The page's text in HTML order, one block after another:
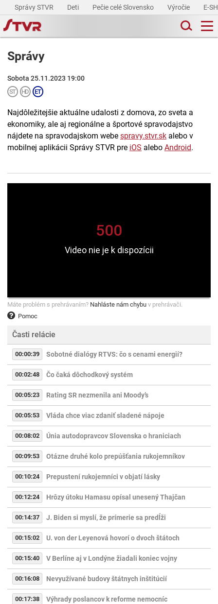
Správy STVR Deti Pečie celé Slovensko Výročie E-
Správy
Sobota 25.11.2023 19:00
Najdôležitejšie aktuálne udalosti z domova, zo sveta a
ekonomiky, ale aj regionálne a športové spravodajstvo
nájdete na spravodajskom webe spravy.stvr.sk alebo v
mobilnej aplikácii Správy STVR pre iOS alebo Android.
Pomoc
Máte problém s prehrávaním? Nahláste nám chybu v prehrávači.
Časti relácie
00:00:39 Sobotné dialógy RTVS: čo s cenami energií?
00:02:48 Čo čaká dôchodkový systém
00:05:23 Rating SR nezmenila ani Moody’s
00:05:53 Vláda chce viac zdaniť sladené nápoje
00:08:02 Únia autodopravcov Slovenska o hraniciach
00:09:53 Otázne druhé kolo prepúšťania rukojemníkov
00:10:24 Prepustení rukojemníci v objatí lásky
00:12:24 Hrôzy útoku Hamasu opísal unesený Thajčan
00:14:37 J. Biden si myslí, že prímerie sa predĺži
00:15:02 U. von der Leyenová hovorí o dvoch štátoch
00:15:40 V Berlíne aj v Londýne žiadali koniec vojny
00:16:08 Nevyužívané budovy štátnych inštitúcií
00:17:38 Výhrady poslancov k reforme nemocníc